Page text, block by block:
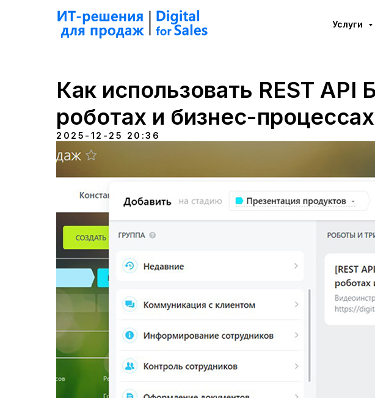
Услуги
Как использовать REST API
роботах и бизнес-процессах
2025-12-25 20:36